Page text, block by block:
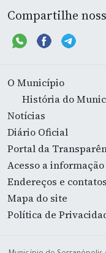
Compartilhe
O Município
História do
Notícias
Diário Oficial
Portal da
Acesso a informação
Endereços e contatos
Mapa do site
Política de